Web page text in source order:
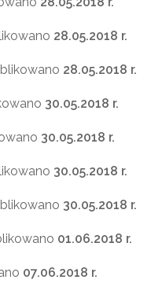
28.05.2018 r.
28.05.2018 r.
30.05.2018 r.
30.05.2018 r.
30.05.2018 r.
30.05.2018 r.
01.06.2018 r.
07.06.2018 r.